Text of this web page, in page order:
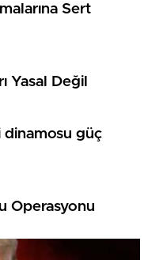
Sert
Yasal Değil
dinamosu güç
Operasyonu